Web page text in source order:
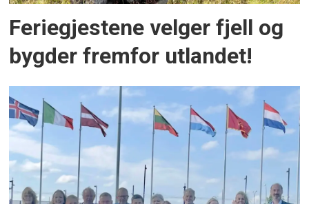
Feriegjestene velger fjell og
bygder fremfor utlandet!